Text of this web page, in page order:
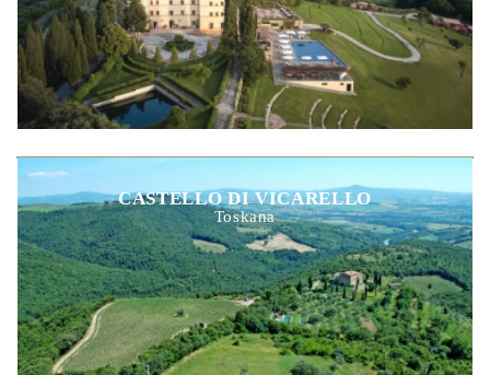
CASTELLO DI VICARELLO
Toskana